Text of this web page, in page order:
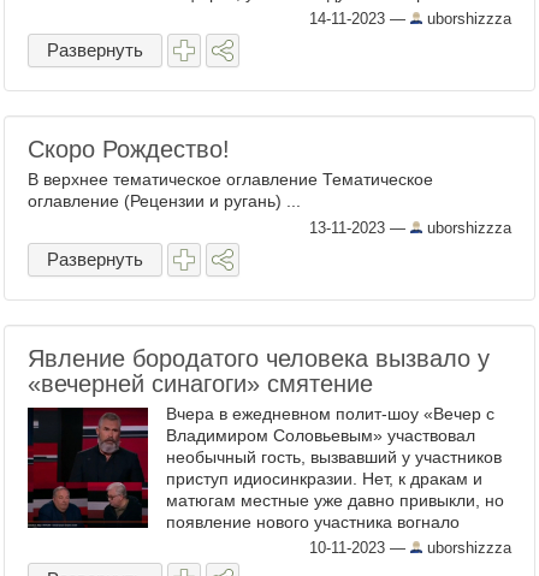
Меламид» (распался в 2003 году). Сейчас
о них уже забыли, ...
14-11-2023 — uborshizzza
Развернуть
Скоро Рождество!
В верхнее тематическое оглавление Тематическое
оглавление (Рецензии и ругань) ...
13-11-2023 — uborshizzza
Развернуть
Явление бородатого человека вызвало у
«вечерней синагоги» смятение
Вчера в ежедневном полит-шоу «Вечер с
Владимиром Соловьевым» участвовал
необычный гость, вызвавший у участников
приступ идиосинкразии. Нет, к дракам и
матюгам местные уже давно привыкли, но
появление нового участника вогнало
завсегдатаев в тоску и печаль. При этом
говорил он ...
10-11-2023 — uborshizzza